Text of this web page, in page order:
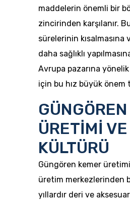
maddelerin önemli bir
zincirinden karşılanır.
sürelerinin
daha sağlıklı
Avrupa pazarına
için bu hız büyük önem
ÜRETİMİ
KÜLTÜRÜ
Güngören kemer
üretim merkezlerinden
yıllardır deri ve